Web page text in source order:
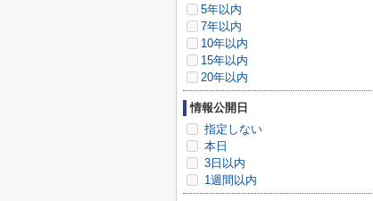
5年以内
7年以内
10年以内
15年以内
20年以内
情報公開日
指定しない
本日
3日以内
1週間以内